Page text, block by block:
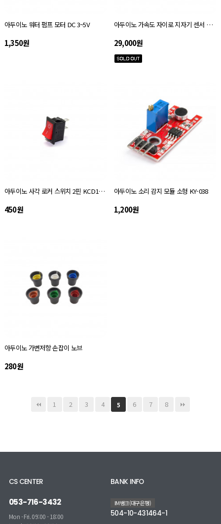
아두이노 워터 펌프 모터 DC 3~5V
1,350원
아두이노 가속도 자이로 지자기 센서 모듈 MPU-9255 GY-9255
29,000원
아두이노 사각 로커 스위치 2핀 KCD1-101
450원
아두이노 소리 감지 모듈 소형 KY-038
1,200원
아두이노 가변저항 손잡이 노브
280원
1 2 3 4 5 6 7 8
CS CENTER
053-716-3432
Mon - Fri. 09:00 - 18:00
BANK INFO
IM뱅크(대구은행)
504-10-431464-1